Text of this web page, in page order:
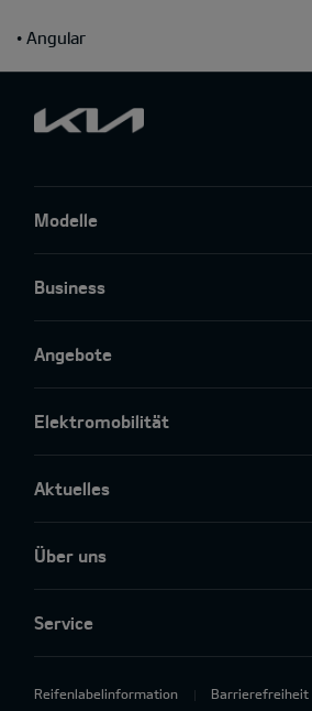
• Angular
Modelle
Business
Angebote
Elektromobilität
Aktuelles
Über uns
Service
Reifenlabelinformation Barrierefreiheit